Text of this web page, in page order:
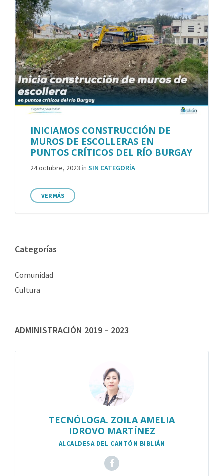
INICIAMOS CONSTRUCCIÓN DE
MUROS DE ESCOLLERAS EN
PUNTOS CRÍTICOS DEL RÍO BURGAY
24 octubre, 2023 in SIN CATEGORÍA
VER MÁS
Categorías
Comunidad
Cultura
ADMINISTRACIÓN 2019 – 2023
TECNÓLOGA. ZOILA AMELIA
IDROVO MARTÍNEZ
ALCALDESA DEL CANTÓN BIBLIÁN